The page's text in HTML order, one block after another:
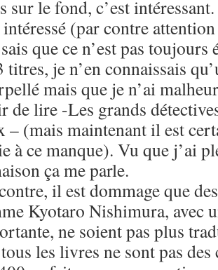
sur le fond, c’est
intéressé (par contre
que ce n’est pas
titres, je n’en connaissais
mais que je n’ai
de lire -Les grands
– (mais maintenant il est
à ce manque). Vu que j’ai
ça me parle.
il est dommage que
Kyotaro Nishimura, avec
ne soient pas plus
les livres ne sont pas